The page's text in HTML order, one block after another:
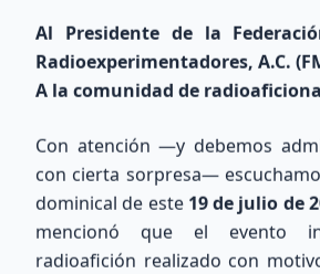
Explora nuestra Área Técnica y
Al Presidente de la
Radioexperimentadores, A.C.
A la comunidad de
Con atención —y debemos
con cierta sorpresa—
dominical de este 19 de julio de
mencionó que el evento
radioafición realizado con